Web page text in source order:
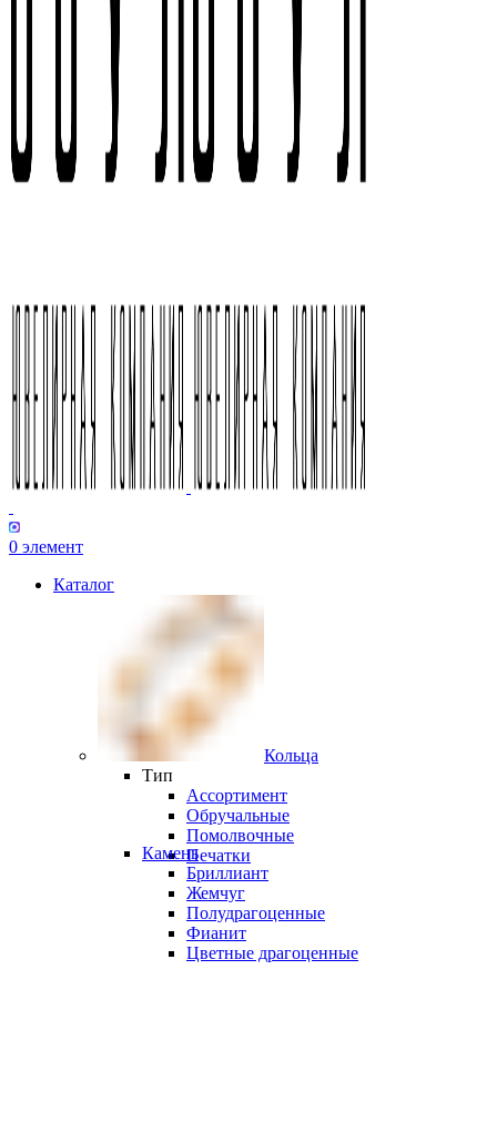
0 элемент
Каталог
Кольца
Тип
Ассортимент
Обручальные
Помолвочные
Печатки
Камень
Бриллиант
Жемчуг
Полудрагоценные
Фианит
Цветные драгоценные